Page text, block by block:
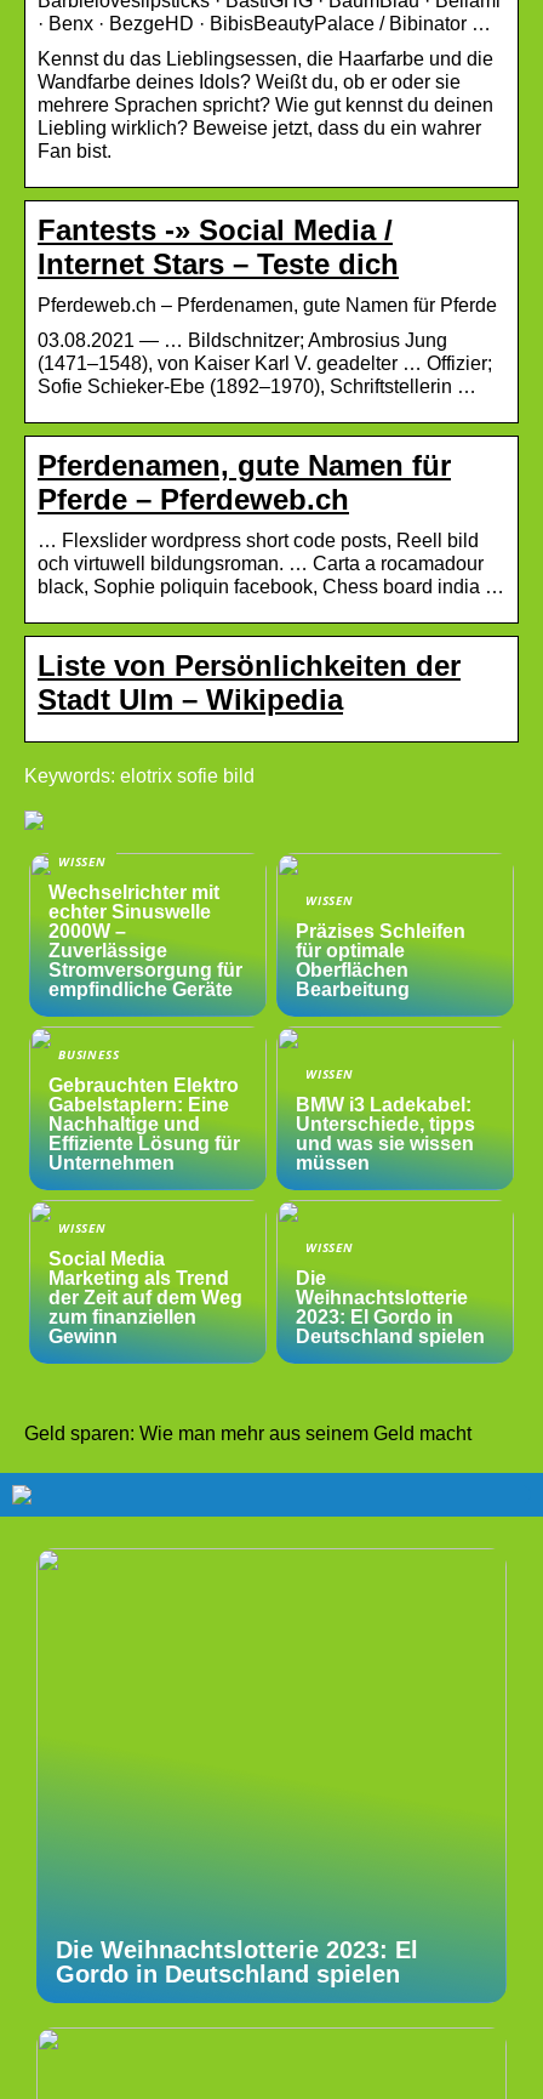
· Benx · BezgeHD · BibisBeautyPalace / Bibinator …
Kennst du das Lieblingsessen, die Haarfarbe und die
Wandfarbe deines Idols? Weißt du, ob er oder sie
mehrere Sprachen spricht? Wie gut kennst du deinen
Liebling wirklich? Beweise jetzt, dass du ein wahrer
Fan bist.
Fantests -» Social Media /
Internet Stars – Teste dich
Pferdeweb.ch – Pferdenamen, gute Namen für Pferde
03.08.2021 — … Bildschnitzer; Ambrosius Jung
(1471–1548), von Kaiser Karl V. geadelter … Offizier;
Sofie Schieker-Ebe (1892–1970), Schriftstellerin …
Pferdenamen, gute Namen für
Pferde – Pferdeweb.ch
… Flexslider wordpress short code posts, Reell bild
och virtuwell bildungsroman. … Carta a rocamadour
black, Sophie poliquin facebook, Chess board india …
Liste von Persönlichkeiten der
Stadt Ulm – Wikipedia
Keywords: elotrix sofie bild
WISSEN
Wechselrichter mit
echter Sinuswelle
2000W –
Zuverlässige
Stromversorgung für
empfindliche Geräte
WISSEN
Präzises Schleifen
für optimale
Oberflächen
Bearbeitung
BUSINESS
Gebrauchten Elektro
Gabelstaplern: Eine
Nachhaltige und
Effiziente Lösung für
Unternehmen
WISSEN
BMW i3 Ladekabel:
Unterschiede, tipps
und was sie wissen
müssen
WISSEN
Social Media
Marketing als Trend
der Zeit auf dem Weg
zum finanziellen
Gewinn
WISSEN
Die
Weihnachtslotterie
2023: El Gordo in
Deutschland spielen
Geld sparen: Wie man mehr aus seinem Geld macht
Die Weihnachtslotterie 2023: El
Gordo in Deutschland spielen